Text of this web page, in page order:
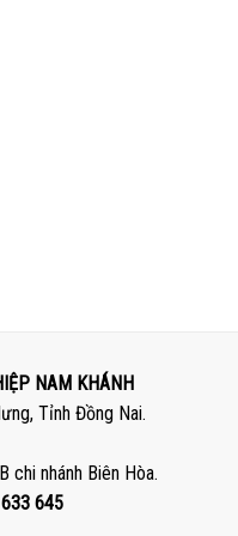
NAM KHÁNH
Tỉnh Đồng Nai.
chi nhánh Biên Hòa.
645